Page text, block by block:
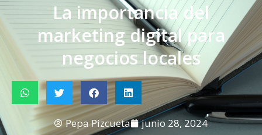
La importancia del
marketing digital para
negocios locales
Pepa Pizcueta junio 28, 2024